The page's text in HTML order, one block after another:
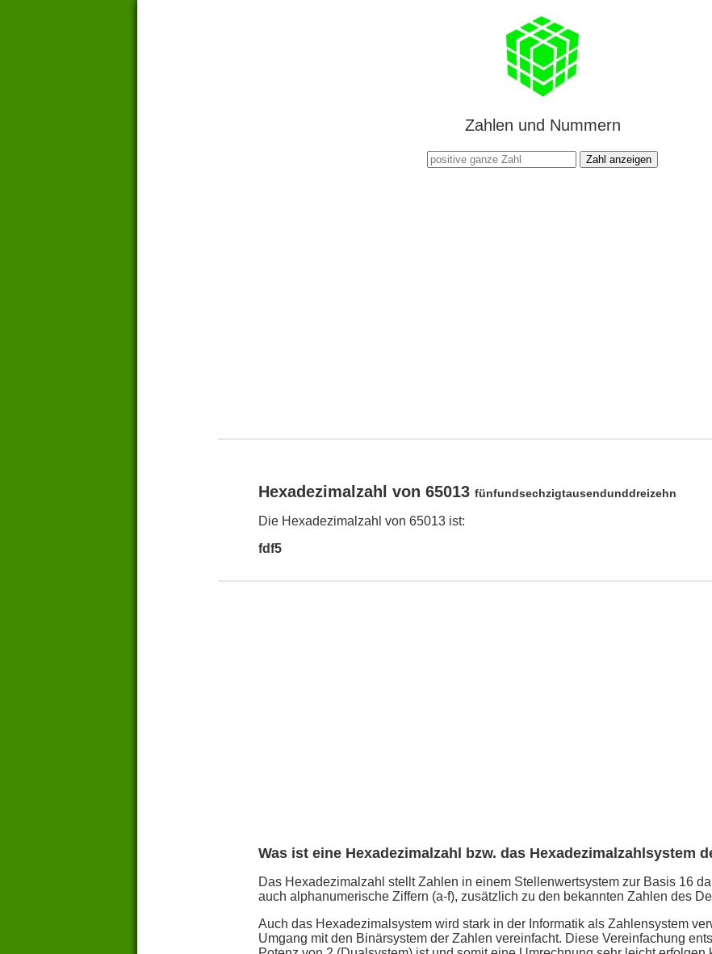
Zahlen und Nummern
Zahl anzeigen
Hexadezimalzahl von 65013 fünfundsechzigtausendunddreizehn
Die Hexadezimalzahl von 65013 ist:
fdf5
Was ist eine Hexadezimalzahl bzw. das Hexadezimalzahlsystem
Das Hexadezimalzahl stellt Zahlen in einem Stellenwertsystem zur Basis 16
auch alphanumerische Ziffern (a-f), zusätzlich zu den bekannten Zahlen des
Auch das Hexadezimalsystem wird stark in der Informatik als Zahlensystem
Umgang mit den Binärsystem der Zahlen vereinfacht. Diese Vereinfachung